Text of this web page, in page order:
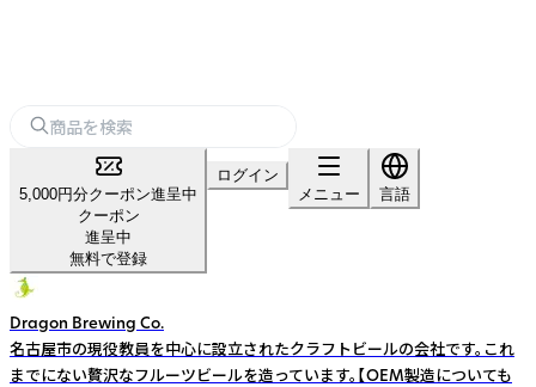
5,000円分クーポン進呈中
クーポン
進呈中
無料で登録
ログイン
メニュー
言語
Dragon Brewing Co.
名古屋市の現役教員を中心に設立されたクラフトビールの会社です。これ
までにない贅沢なフルーツビールを造っています。【OEM製造についても